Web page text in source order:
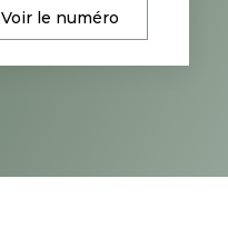
Voir le numéro